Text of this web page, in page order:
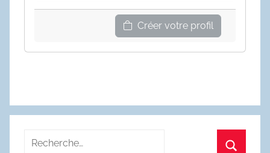
Créer votre profil
Recherche